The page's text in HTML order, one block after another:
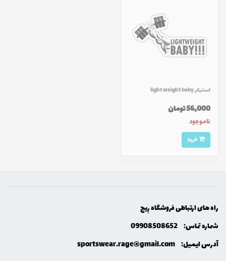
استیکر light weight baby
56,000 تومان
ناموجود
راه های ارتباطی فروشگاه رِيج
شماره تماس: 09908508652
آدرس ایمیل: sportswear.rage@gmail.com